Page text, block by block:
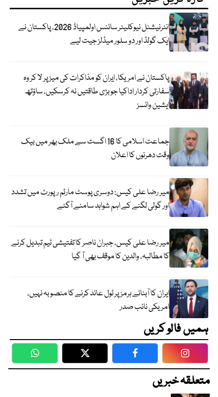
انٹرنیشنل نیوکلیئر سائنس اولمپیاڈ 2026، پاکستان نے
ایک گولڈ اور دو سلور میڈلز جیت لیے
پاکستان نے امریکا، ایران کو مذاکرات کی میز پر لا کر وہ
سفارتی کردار اداکیا جو بڑی طاقتیں نہ کرسکیں، ساؤتھ
ایشین وائسز
جماعت اسلامی کا 16 اگست سے ملک بھر میں بیک
وقت دھرنوں کا اعلان
میر رضا علی کیس: دوسری پوسٹ مارٹم رپورٹ میں تشدد
اور گولی لگنے کے اہم شواہد سامنے آگئے
میر رضا علی کیس، جبران ناصر کا تفتیشی ٹیم تبدیل کرنے
کا مطالبہ، والدین کا موقف بھی آ گیا
ایران کا آبنائے ہرمز پر ٹول عائد کرنے کا منصوبہ نہیں،
امریکی نائب صدر
ہمیں فالو کریں
WhatsApp Twitter Facebook
متعلقہ خبریں